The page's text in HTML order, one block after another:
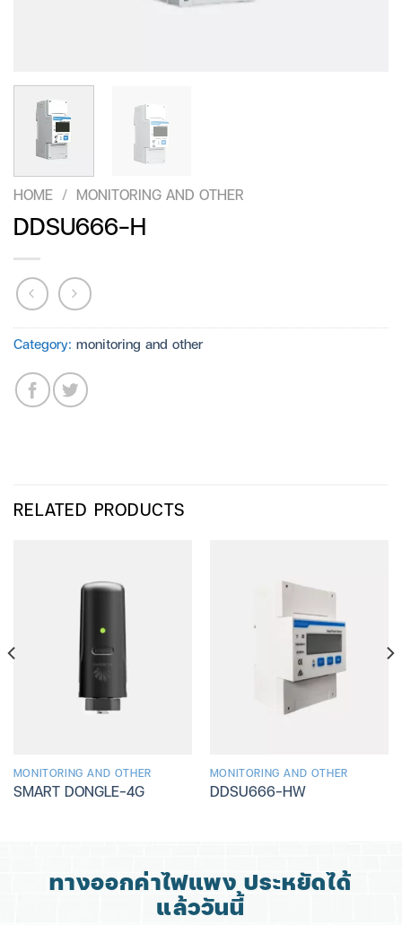
HOME / MONITORING AND OTHER
DDSU666-H
Category: monitoring and other
RELATED PRODUCTS
MONITORING AND OTHER
SMART DONGLE-4G
MONITORING AND OTHER
DDSU666-HW
ทางออกค่าไฟแพง ประหยัดได้
แล้ววันนี้